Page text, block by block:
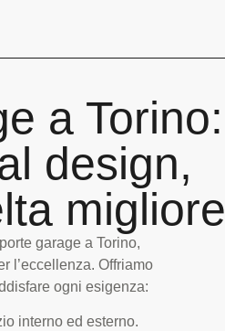
a Torino:
design,
migliore
garage a Torino,
l’eccellenza. Offriamo
ogni esigenza:
interno ed esterno.